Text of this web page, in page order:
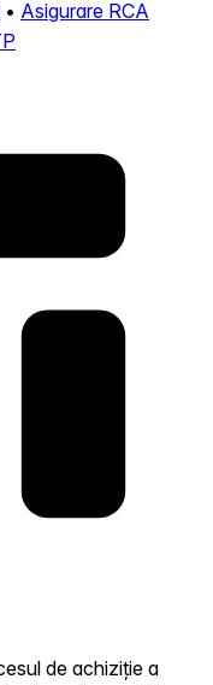
• Asigurare RCA
de achiziție a